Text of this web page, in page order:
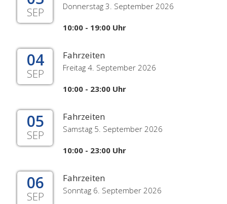
SEP Donnerstag 3. September 2026
10:00 - 19:00 Uhr
04
SEP
Fahrzeiten
Freitag 4. September 2026
10:00 - 23:00 Uhr
05
SEP
Fahrzeiten
Samstag 5. September 2026
10:00 - 23:00 Uhr
06
SEP
Fahrzeiten
Sonntag 6. September 2026